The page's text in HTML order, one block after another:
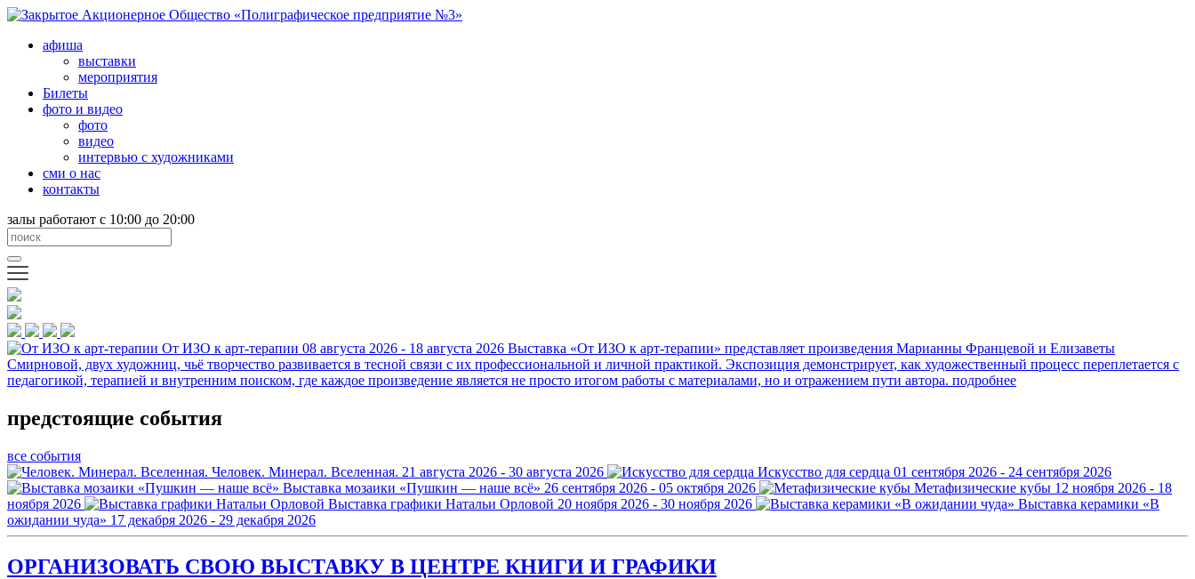
афиша
выставки
мероприятия
Билеты
фото и видео
фото
видео
интервью с художниками
сми о нас
контакты
залы работают с 10:00 до 20:00
От ИЗО к арт-терапии 08 августа 2026 - 18 августа 2026 Выставка «От ИЗО к арт-терапии» представляет произведения Марианны Францевой и Елизаветы
Смирновой, двух художниц, чьё творчество развивается в тесной связи с их профессиональной и личной практикой. Экспозиция демонстрирует, как художественный процесс переплетается с
педагогикой, терапией и внутренним поиском, где каждое произведение является не просто итогом работы с материалами, но и отражением пути автора. подробнее
предстоящие события
все события
Человек. Минерал. Вселенная. 21 августа 2026 - 30 августа 2026 Искусство для сердца 01 сентября 2026 - 24 сентября 2026
Выставка мозаики «Пушкин — наше всё» 26 сентября 2026 - 05 октября 2026 Метафизические кубы 12 ноября 2026 - 18
ноября 2026
Выставка графики Натальи Орловой 20 ноября 2026 - 30 ноября 2026
Выставка керамики «В
ожидании чуда» 17 декабря 2026 - 29 декабря 2026
ОРГАНИЗОВАТЬ СВОЮ ВЫСТАВКУ В ЦЕНТРЕ КНИГИ И ГРАФИКИ